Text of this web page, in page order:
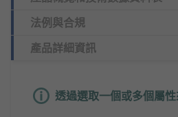
法例與合規
產品詳細資訊
透過選取一個或多個屬